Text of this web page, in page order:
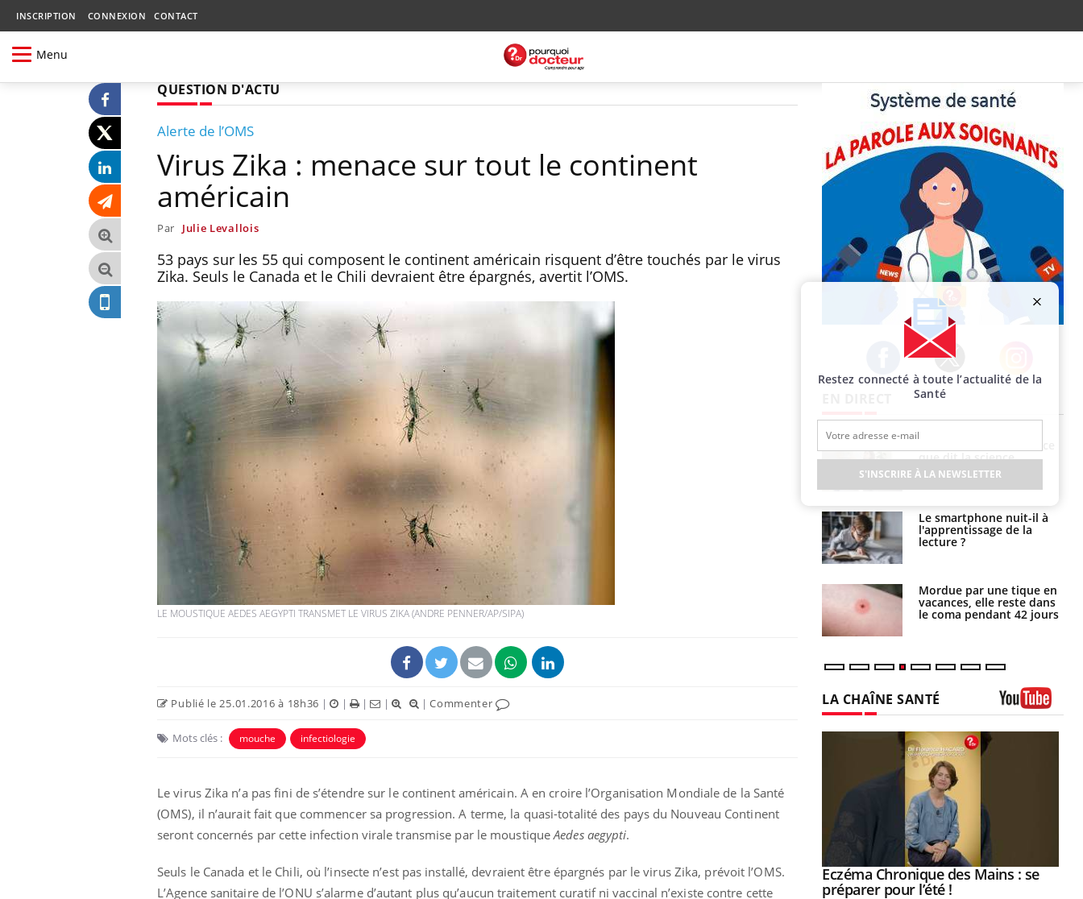
INSCRIPTION CONNEXION CONTACT
Menu
QUESTION D'ACTU
Alerte de l’OMS
Virus Zika : menace sur tout le continent
américain
Par Julie Levallois
53 pays sur les 55 qui composent le continent américain risquent d’être touchés par le virus
Zika. Seuls le Canada et le Chili devraient être épargnés, avertit l’OMS.
LE MOUSTIQUE AEDES AEGYPTI TRANSMET LE VIRUS ZIKA (ANDRE PENNER/AP/SIPA)
Publié le 25.01.2016 à 18h36 | | | | |Commenter
Mots clés : mouche infectiologie
Le virus Zika n’a pas fini de s’étendre sur le continent américain. A en croire l’Organisation Mondiale de la Santé
(OMS), il n’aurait fait que commencer sa progression. A terme, la quasi-totalité des pays du Nouveau Continent
seront concernés par cette infection virale transmise par le moustiqueAedes aegypti.
Seuls le Canada et le Chili, où l’insecte n’est pas installé, devraient être épargnés par le virus Zika, prévoit l’OMS.
L’Agence sanitaire de l’ONU s’alarme d’autant plus qu’aucun traitement curatif ni vaccinal n’existe contre cette
Facebook Twitter Instagram
Chikungunya, dengue,
West Nile : que se passe-
t-il dans le sud de la
Les médicaments GLP-1
protègent-ils aussi les os
Cytomégalovirus : ce qui
change dans la prise en
charge des femmes
La sieste empêche-t-elle
de dormir la nuit ?
VIH : la fin du comprimé
tous les jours se profile-t-
elle enfin ?
Pourquoi votre ventre
gâche-t-il les premiers
jours de vos vacances ?
que dit la science
Le smartphone nuit-il à
l'apprentissage de la
lecture ?
Mordue par une tique en
vacances, elle reste dans
le coma pendant 42 jours
LA CHAÎNE SANTÉ
Eczéma Chronique des Mains :
expliquer ma maladieYoutube
Youtube
Carence en fer : comprendre pour
prévenirYoutube
Youtube
Insuline & Charge mentale : et si on
osait en parler??Youtube
Youtube
Eczéma Chronique des Mains : se
préparer pour l’été !Youtube
Restez connecté à toute l’actualité de la
Santé
S'INSCRIRE À LA NEWSLETTER